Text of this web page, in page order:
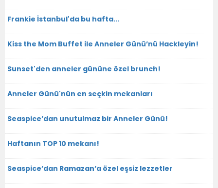
Frankie İstanbul'da bu hafta...
Kiss the Mom Buffet ile Anneler Günü’nü Hackleyin!
Sunset'den anneler gününe özel brunch!
Anneler Günü'nün en seçkin mekanları
Seaspice’dan unutulmaz bir Anneler Günü!
Haftanın TOP 10 mekanı!
Seaspice’dan Ramazan’a özel eşsiz lezzetler